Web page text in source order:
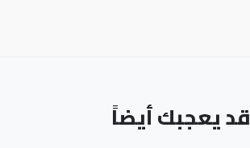
قد يعجبك أيضاً